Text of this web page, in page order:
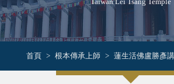
Taiwan Lei Tsang Temple
首頁 根本傳承上師 蓮生活佛盧勝彥